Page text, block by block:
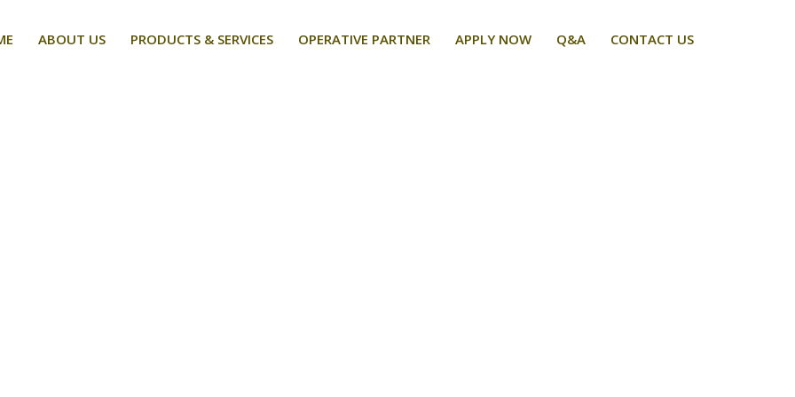
ABOUT US PRODUCTS & SERVICES OPERATIVE PARTNER APPLY NOW Q&A CONTACT US